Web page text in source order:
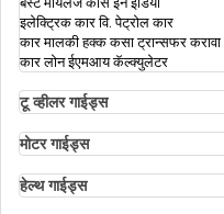
इलेक्ट्रिक कार वि. पेट्रोल कार
कार मालकी हक्क कसा ट्रान्सफर करावा
कार लोन ईएमआय कॅल्क्युलेटर
टू व्हीलर गाईड्स
एथर एनर्जी बाईक इन्शुरन्स
हिरो एचएफ डिलक्स इन्शुरन्स
रॉयल एनफिल्ड क्लासिक इन्शुरन्स
मोटर गाईड्स
टायप्स ऑफ मोटर इन्शुरन्स
हेल्थ गाईड्स